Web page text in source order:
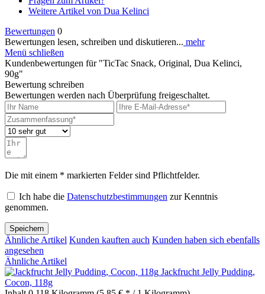
Weitere Artikel von Dua Kelinci
Bewertungen 0
Bewertungen lesen, schreiben und diskutieren... mehr
Menü schließen
Kundenbewertungen für "TicTac Snack, Original, Dua Kelinci,
90g"
Bewertung schreiben
Bewertungen werden nach Überprüfung freigeschaltet.
Die mit einem * markierten Felder sind Pflichtfelder.
Ich habe die Datenschutzbestimmungen zur Kenntnis
genommen.
Speichern
Ähnliche Artikel Kunden kauften auch Kunden haben sich ebenfalls
angesehen
Ähnliche Artikel
Jackfrucht Jelly Pudding,
Cocon, 118g